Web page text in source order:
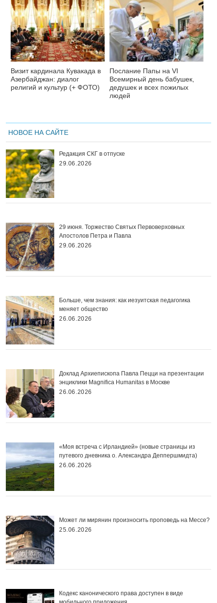
Визит кардинала Кувакада в
Азербайджан: диалог
религий и культур (+ ФОТО)
Послание Папы на VI
Всемирный день бабушек,
дедушек и всех пожилых
людей
НОВОЕ НА САЙТЕ
Редакция СКГ в отпуске
29.06.2026
29 июня. Торжество Святых Первоверховных
Апостолов Петра и Павла
29.06.2026
Больше, чем знания: как иезуитская педагогика
меняет общество
26.06.2026
Доклад Архиепископа Павла Пецци на презентации
энциклики Magnifica Нumanitas в Москве
26.06.2026
«Моя встреча с Ирландией» (новые страницы из
путевого дневника о. Александра Деппершмидта)
26.06.2026
Может ли мирянин произносить проповедь на Мессе?
25.06.2026
Кодекс канонического права доступен в виде